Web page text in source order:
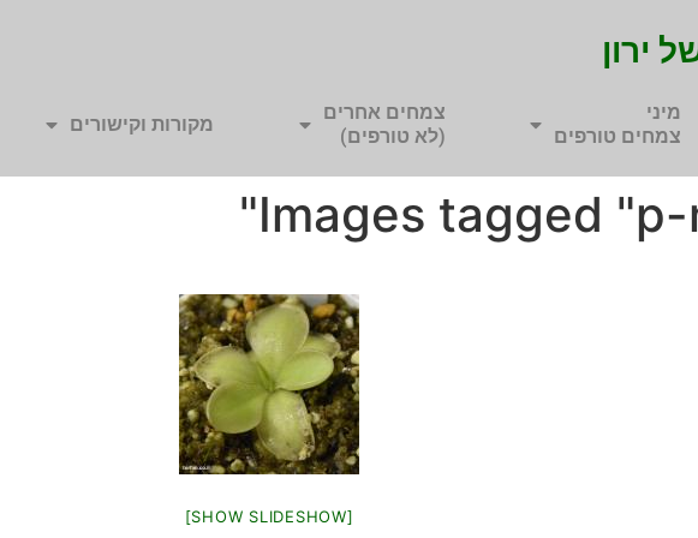
ירון
מיני
צמחים טורפים
צמחים אחרים
(לא טורפים)
מקורות וקישורים
Images tagged "p-
[SHOW SLIDESHOW]